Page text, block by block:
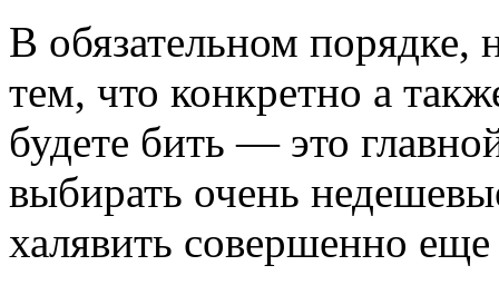
В обязательном порядке,
тем, что конкретно а
будете бить — это
выбирать очень
халявить совершенно еще